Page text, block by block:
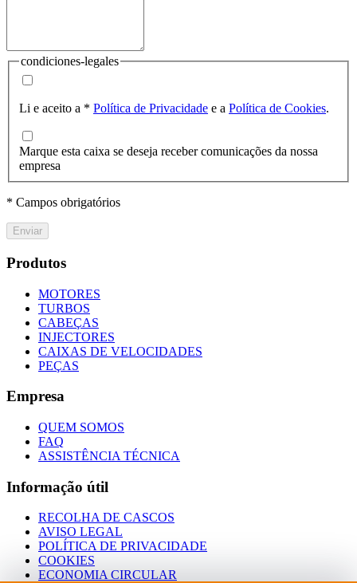
condiciones-legales
Li e aceito a * Política de Privacidade e a Política de Cookies.
Marque esta caixa se deseja receber comunicações da nossa
empresa
* Campos obrigatórios
Enviar
Produtos
MOTORES
TURBOS
CABEÇAS
INJECTORES
CAIXAS DE VELOCIDADES
PEÇAS
Empresa
QUEM SOMOS
FAQ
ASSISTÊNCIA TÉCNICA
Informação útil
RECOLHA DE CASCOS
AVISO LEGAL
POLÍTICA DE PRIVACIDADE
COOKIES
ECONOMIA CIRCULAR